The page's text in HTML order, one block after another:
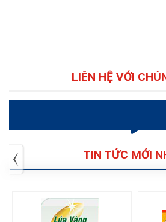
LIÊN HỆ VỚI
TIN TỨC MỚI